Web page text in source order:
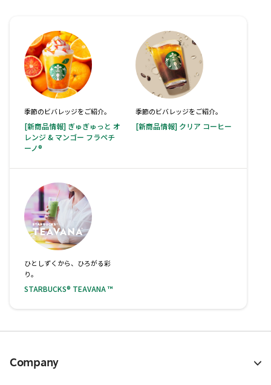
季節のビバレッジをご紹介。
[新商品情報] ぎゅぎゅっと オ
レンジ & マンゴー フラペチ
ーノ®
季節のビバレッジをご紹介。
[新商品情報] クリア コーヒー
ひとしずくから、ひろがる彩
り。
STARBUCKS® TEAVANA ™
Company